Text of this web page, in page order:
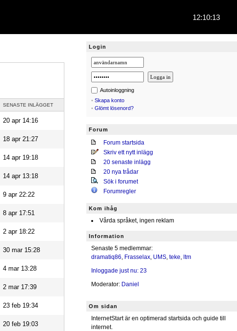
12:10:14
SENASTE INLÄGGET
20 apr 14:16
18 apr 21:27
14 apr 19:18
14 apr 13:18
9 apr 22:22
8 apr 17:51
2 apr 18:22
30 mar 15:28
4 mar 13:28
2 mar 17:39
23 feb 19:34
20 feb 19:03
Login
Autoinloggning
• Skapa konto
• Glömt lösenord?
Forum
Forum startsida
Skriv ett nytt inlägg
20 senaste inlägg
20 nya trådar
Sök i forumet
Forumregler
Kom ihåg
Vårda språket, ingen reklam
Information
Senaste 5 medlemmar:
dramatiq86, Frasselax, UMS, teke, ltm
Inloggade just nu: 23
Moderator: Daniel
Om sidan
InternetStart är en optimerad startsida och guide till
internet.